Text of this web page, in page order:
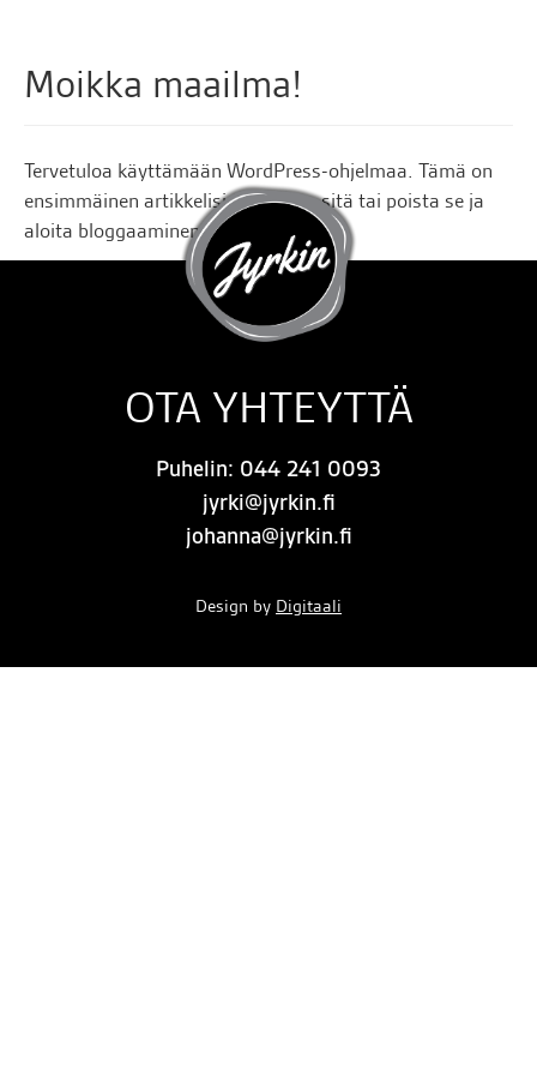
Moikka maailma!
Tervetuloa käyttämään WordPress-ohjelmaa. Tämä on
ensimmäinen artikkelisi. Muokkaa sitä tai poista se ja
aloita bloggaaminen!
OTA YHTEYTTÄ
Puhelin: 044 241 0093
jyrki@jyrkin.fi
johanna@jyrkin.fi
Design by Digitaali